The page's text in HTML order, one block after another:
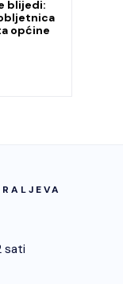
blijedi:
općine
sati